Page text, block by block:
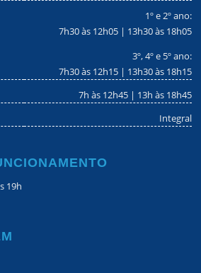
1º e 2º ano:
7h30 às 12h05 | 13h30 às 18h05
3º, 4º e 5º ano:
7h30 às 12h15 | 13h30 às 18h15
7h às 12h45 | 13h às 18h45
Integral
19h